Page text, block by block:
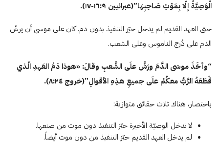
الْوَصِيَّةُ إِلّا بِمَوْتِ صَاحِبِهَا”(عبرانيين ١٦:٩-١۷).
حتى العهد القديم لم يدخل حيّز التنفيذ بدون دم. كان على موسى أن يرشّ
الدم على دُرج الناموس وعلى الشعب.
“وأخَذَ موسَى الدَّمَ ورَشَّ علَى الشَّعبِ وقالَ: «هوذا دَمُ العَهدِ الّذي
قَطَعَهُ الرَّبُّ معكُمْ علَى جميعِ هذِهِ الأقوالِ”(خروج ٨:٢٤).
باختصار، هناك ثلاث حقائق متوازية:
لا تدخل الوصيّة الأخيرة حيّز التنفيذ دون موت من صنعها.
لم يدخل العهد القديم حيّز التنفيذ من دون موت أيضاً.